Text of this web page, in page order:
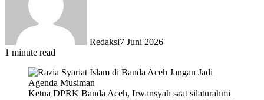
Redaksi7 Juni 2026
1 minute read
Ketua DPRK Banda Aceh, Irwansyah saat silaturahmi